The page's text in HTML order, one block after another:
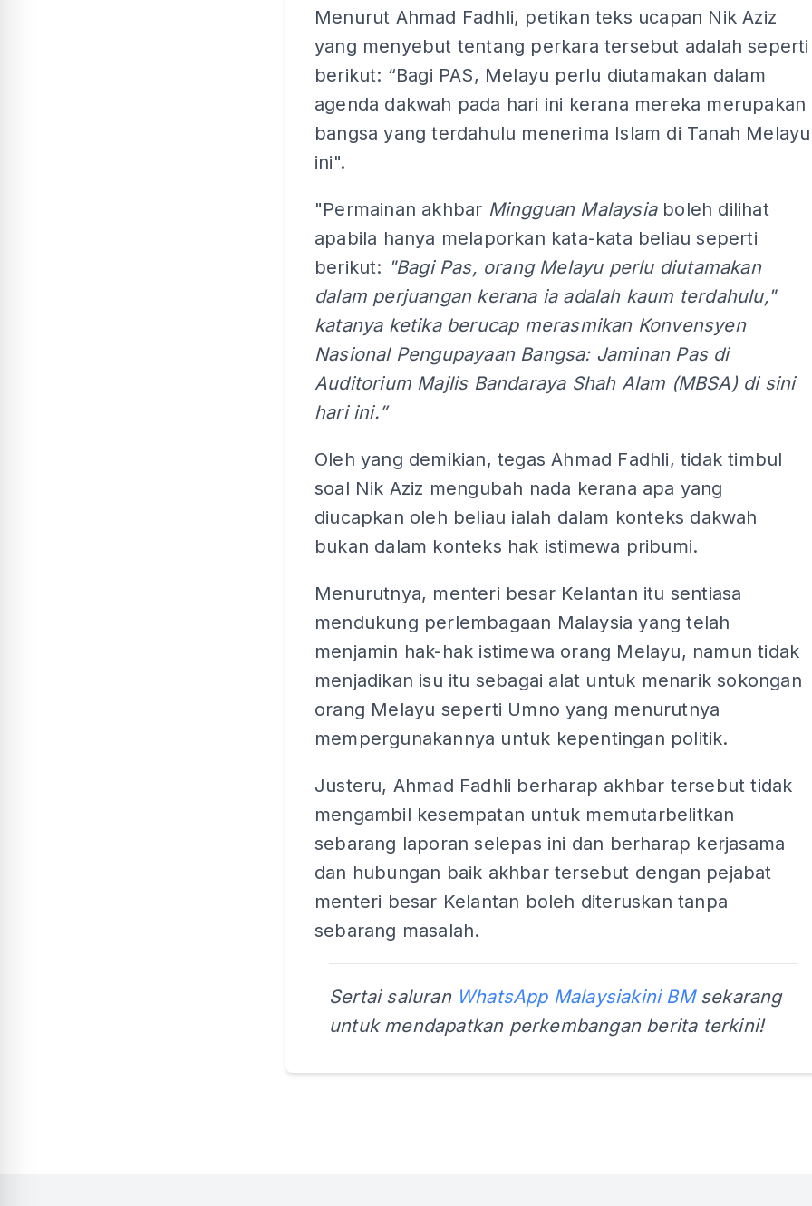
Menurut Ahmad Fadhli, petikan teks ucapan Nik Aziz
yang menyebut tentang perkara tersebut adalah seperti
berikut: “Bagi PAS, Melayu perlu diutamakan dalam
agenda dakwah pada hari ini kerana mereka merupakan
bangsa yang terdahulu menerima Islam di Tanah Melayu
ini".
"Permainan akhbar Mingguan Malaysia boleh dilihat
apabila hanya melaporkan kata-kata beliau seperti
berikut: "Bagi Pas, orang Melayu perlu diutamakan
dalam perjuangan kerana ia adalah kaum terdahulu,"
katanya ketika berucap merasmikan Konvensyen
Nasional Pengupayaan Bangsa: Jaminan Pas di
Auditorium Majlis Bandaraya Shah Alam (MBSA) di sini
hari ini.”
Oleh yang demikian, tegas Ahmad Fadhli, tidak timbul
soal Nik Aziz mengubah nada kerana apa yang
diucapkan oleh beliau ialah dalam konteks dakwah
bukan dalam konteks hak istimewa pribumi.
Menurutnya, menteri besar Kelantan itu sentiasa
mendukung perlembagaan Malaysia yang telah
menjamin hak-hak istimewa orang Melayu, namun tidak
menjadikan isu itu sebagai alat untuk menarik sokongan
orang Melayu seperti Umno yang menurutnya
mempergunakannya untuk kepentingan politik.
Justeru, Ahmad Fadhli berharap akhbar tersebut tidak
mengambil kesempatan untuk memutarbelitkan
sebarang laporan selepas ini dan berharap kerjasama
dan hubungan baik akhbar tersebut dengan pejabat
menteri besar Kelantan boleh diteruskan tanpa
sebarang masalah.
Sertai saluran WhatsApp Malaysiakini BMsekarang
untuk mendapatkan perkembangan berita terkini!